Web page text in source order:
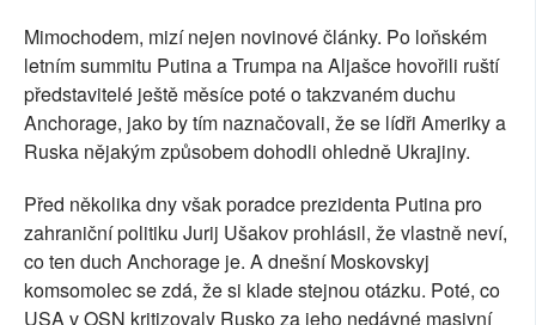
Mimochodem, mizí nejen novinové články. Po loňském
letním summitu Putina a Trumpa na Aljašce hovořili ruští
představitelé ještě měsíce poté o takzvaném duchu
Anchorage, jako by tím naznačovali, že se lídři Ameriky a
Ruska nějakým způsobem dohodli ohledně Ukrajiny.
Před několika dny však poradce prezidenta Putina pro
zahraniční politiku Jurij Ušakov prohlásil, že vlastně neví,
co ten duch Anchorage je. A dnešní Moskovskyj
komsomolec se zdá, že si klade stejnou otázku. Poté, co
USA v OSN kritizovaly Rusko za jeho nedávné masivní